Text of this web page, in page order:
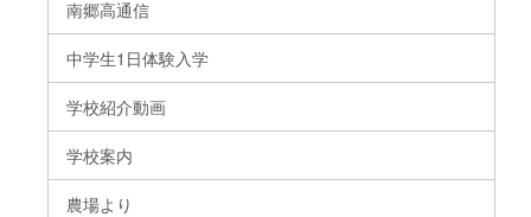
南郷高通信
中学生1日体験入学
学校紹介動画
学校案内
農場より